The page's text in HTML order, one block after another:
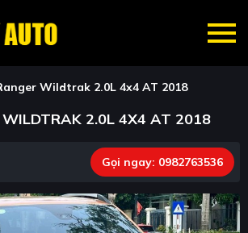
Wildtrak 2.0L 4x4 AT 2018
WILDTRAK 2.0L 4X4 AT 2018
Gọi ngay: 0982763536